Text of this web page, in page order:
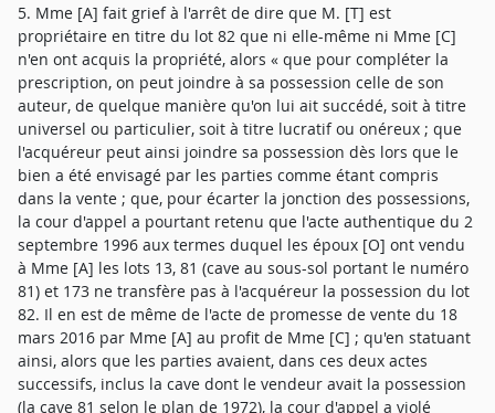
5. Mme [A] fait grief à l'arrêt de dire que M. [T] est
propriétaire en titre du lot 82 que ni elle-même ni Mme [C]
n'en ont acquis la propriété, alors « que pour compléter la
prescription, on peut joindre à sa possession celle de son
auteur, de quelque manière qu'on lui ait succédé, soit à titre
universel ou particulier, soit à titre lucratif ou onéreux ; que
l'acquéreur peut ainsi joindre sa possession dès lors que le
bien a été envisagé par les parties comme étant compris
dans la vente ; que, pour écarter la jonction des possessions,
la cour d'appel a pourtant retenu que l'acte authentique du 2
septembre 1996 aux termes duquel les époux [O] ont vendu
à Mme [A] les lots 13, 81 (cave au sous-sol portant le numéro
81) et 173 ne transfère pas à l'acquéreur la possession du lot
82. Il en est de même de l'acte de promesse de vente du 18
mars 2016 par Mme [A] au profit de Mme [C] ; qu'en statuant
ainsi, alors que les parties avaient, dans ces deux actes
successifs, inclus la cave dont le vendeur avait la possession
(la cave 81 selon le plan de 1972), la cour d'appel a violé